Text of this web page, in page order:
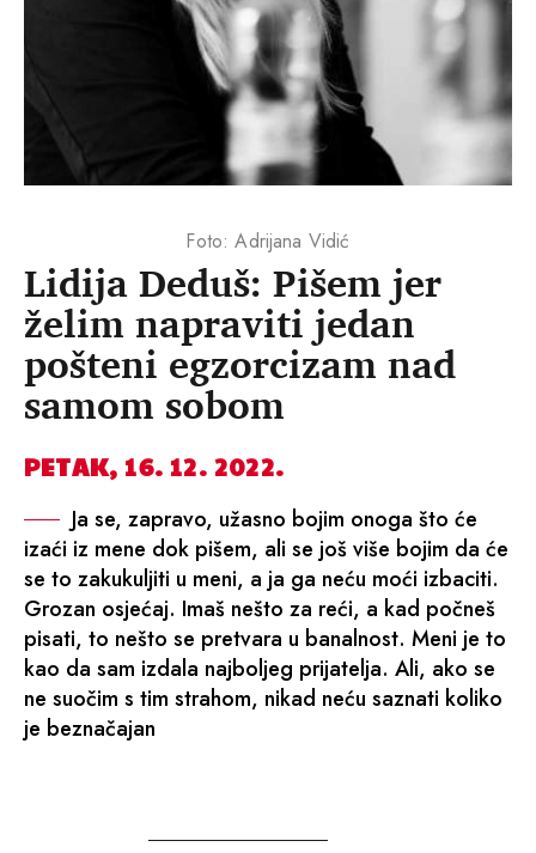
Lidija Deduš: Pišem jer
želim napraviti jedan
pošteni egzorcizam nad
samom sobom
PETAK, 16. 12. 2022.
Ja se, zapravo, užasno bojim onoga što će
izaći iz mene dok pišem, ali se još više bojim da će
se to zakukuljiti u meni, a ja ga neću moći izbaciti.
Grozan osjećaj. Imaš nešto za reći, a kad počneš
pisati, to nešto se pretvara u banalnost. Meni je to
kao da sam izdala najboljeg prijatelja. Ali, ako se
ne suočim s tim strahom, nikad neću saznati koliko
je beznačajan
Foto: Adrijana Vidić